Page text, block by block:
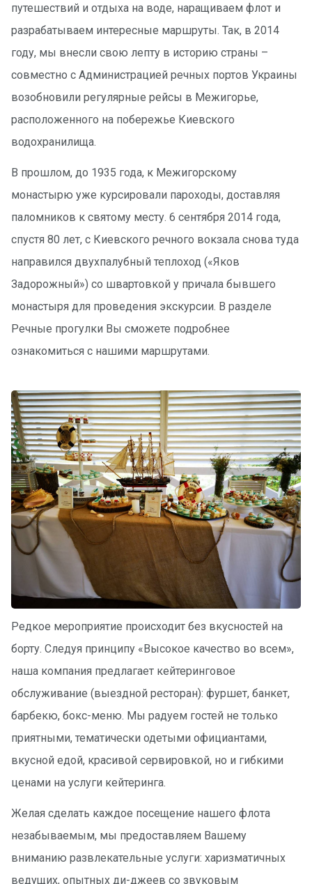
путешествий и отдыха на воде, наращиваем флот и
разрабатываем интересные маршруты. Так, в 2014
году, мы внесли свою лепту в историю страны –
совместно с Администрацией речных портов Украины
возобновили регулярные рейсы в Межигорье,
расположенного на побережье Киевского
водохранилища.
В прошлом, до 1935 года, к Межигорскому
монастырю уже курсировали пароходы, доставляя
паломников к святому месту. 6 сентября 2014 года,
спустя 80 лет, с Киевского речного вокзала снова туда
направился двухпалубный теплоход («Яков
Задорожный») со швартовкой у причала бывшего
монастыря для проведения экскурсии. В разделе
Речные прогулки Вы сможете подробнее
ознакомиться с нашими маршрутами.
Редкое мероприятие происходит без вкусностей на
борту. Следуя принципу «Высокое качество во всем»,
наша компания предлагает кейтеринговое
обслуживание (выездной ресторан): фуршет, банкет,
барбекю, бокс-меню. Мы радуем гостей не только
приятными, тематически одетыми официантами,
вкусной едой, красивой сервировкой, но и гибкими
ценами на услуги кейтеринга.
Желая сделать каждое посещение нашего флота
незабываемым, мы предоставляем Вашему
вниманию развлекательные услуги: харизматичных
ведущих, опытных ди-джеев со звуковым
икаты
Развле
чения
прогулк
и
Отзывы
Контакт
ы